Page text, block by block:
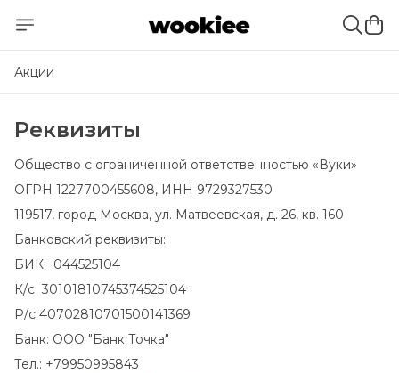
Акции
Реквизиты
Общество с ограниченной ответственностью «Вуки»
ОГРН 1227700455608, ИНН 9729327530
119517, город Москва, ул. Матвеевская, д. 26, кв. 160
Банковский реквизиты:
БИК: 044525104
К/с 30101810745374525104
Р/с 40702810701500141369
Банк: ООО "Банк Точка"
Тел.: +79950995843